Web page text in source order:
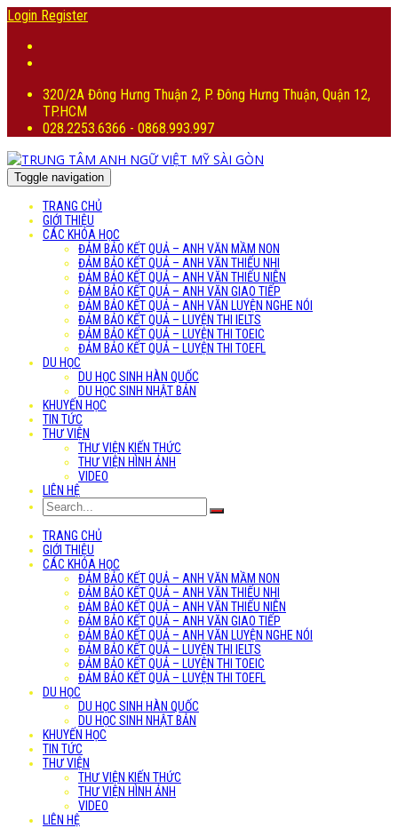
Login Register
320/2A Đông Hưng Thuận 2, P. Đông Hưng Thuận, Quận 12,
TP.HCM
028.2253.6366 - 0868.993.997
Toggle navigation
TRANG CHỦ
GIỚI THIỆU
CÁC KHÓA HỌC
ĐẢM BẢO KẾT QUẢ – ANH VĂN MẦM NON
ĐẢM BẢO KẾT QUẢ – ANH VĂN THIẾU NHI
ĐẢM BẢO KẾT QUẢ – ANH VĂN THIẾU NIÊN
ĐẢM BẢO KẾT QUẢ – ANH VĂN GIAO TIẾP
ĐẢM BẢO KẾT QUẢ – ANH VĂN LUYỆN NGHE NÓI
ĐẢM BẢO KẾT QUẢ – LUYỆN THI IELTS
ĐẢM BẢO KẾT QUẢ – LUYỆN THI TOEIC
ĐẢM BẢO KẾT QUẢ – LUYỆN THI TOEFL
DU HỌC
DU HỌC SINH HÀN QUỐC
DU HỌC SINH NHẬT BẢN
KHUYẾN HỌC
TIN TỨC
THƯ VIỆN
THƯ VIỆN KIẾN THỨC
THƯ VIỆN HÌNH ẢNH
VIDEO
LIÊN HỆ
TRANG CHỦ
GIỚI THIỆU
CÁC KHÓA HỌC
ĐẢM BẢO KẾT QUẢ – ANH VĂN MẦM NON
ĐẢM BẢO KẾT QUẢ – ANH VĂN THIẾU NHI
ĐẢM BẢO KẾT QUẢ – ANH VĂN THIẾU NIÊN
ĐẢM BẢO KẾT QUẢ – ANH VĂN GIAO TIẾP
ĐẢM BẢO KẾT QUẢ – ANH VĂN LUYỆN NGHE NÓI
ĐẢM BẢO KẾT QUẢ – LUYỆN THI IELTS
ĐẢM BẢO KẾT QUẢ – LUYỆN THI TOEIC
ĐẢM BẢO KẾT QUẢ – LUYỆN THI TOEFL
DU HỌC
DU HỌC SINH HÀN QUỐC
DU HỌC SINH NHẬT BẢN
KHUYẾN HỌC
TIN TỨC
THƯ VIỆN
THƯ VIỆN KIẾN THỨC
THƯ VIỆN HÌNH ẢNH
VIDEO
LIÊN HỆ